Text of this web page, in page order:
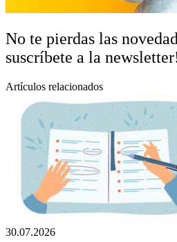
No te pierdas las
suscríbete a la
Artículos relacionados
30.07.2026